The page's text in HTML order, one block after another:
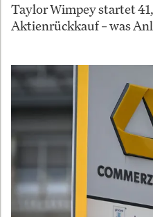
Taylor Wimpey startet
Aktienrückkauf – was